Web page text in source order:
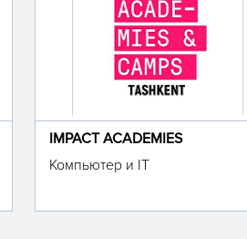
IMPACT ACADEMIES
Компьютер и IT